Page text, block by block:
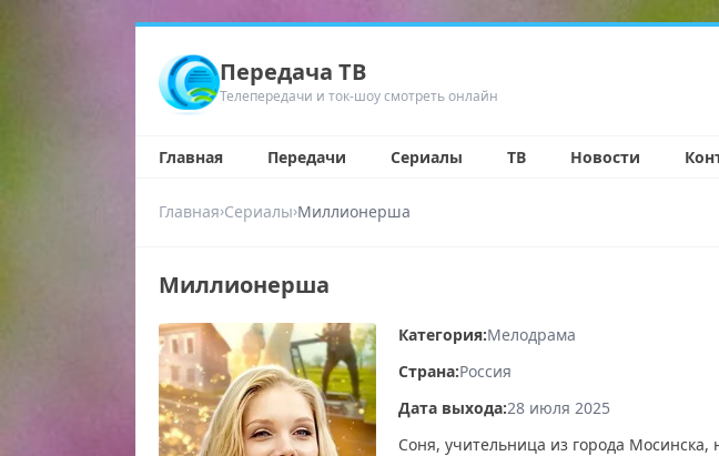
Передача ТВ
Телепередачи и ток-шоу смотреть онлайн
Главная Передачи Сериалы ТВ Новости
Главная›Сериалы›Миллионерша
Миллионерша
Категория:Мелодрама
Страна:Россия
Дата выхода:28 июля 2025
Соня, учительница из города